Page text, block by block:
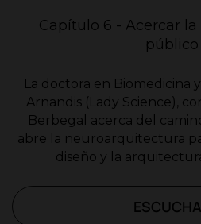
Capítulo 6 - Acercar
público
La doctora en Biomedicina
Arnandis (Lady Science),
Berbegal acerca del
abre la neuroarquitectura
diseño y la